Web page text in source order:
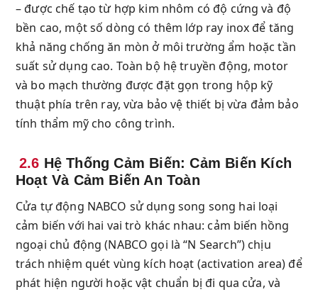
– được chế tạo từ hợp kim nhôm có độ cứng và độ
bền cao, một số dòng có thêm lớp ray inox để tăng
khả năng chống ăn mòn ở môi trường ẩm hoặc tần
suất sử dụng cao. Toàn bộ hệ truyền động, motor
và bo mạch thường được đặt gọn trong hộp kỹ
thuật phía trên ray, vừa bảo vệ thiết bị vừa đảm bảo
tính thẩm mỹ cho công trình.
2.6 Hệ Thống Cảm Biến: Cảm Biến Kích
Hoạt Và Cảm Biến An Toàn
Cửa tự động NABCO sử dụng song song hai loại
cảm biến với hai vai trò khác nhau: cảm biến hồng
ngoại chủ động (NABCO gọi là “N Search”) chịu
trách nhiệm quét vùng kích hoạt (activation area) để
phát hiện người hoặc vật chuẩn bị đi qua cửa, và